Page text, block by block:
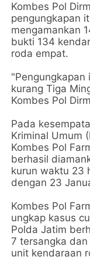
Kombes Pol
pengungkapan
mengamankan
bukti 134
roda empat.
kurang Tiga
Kombes Pol
Pada
Kriminal Umum
Kombes Pol
berhasil
kurun waktu 23
dengan 23
Kombes Pol
ungkap kasus
Polda Jatim
7 tersangka
unit kendaraan